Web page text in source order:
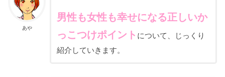
あや
男性も女性も幸せになる正しいか
っこつけポイント について、じっくり
紹介していきます。